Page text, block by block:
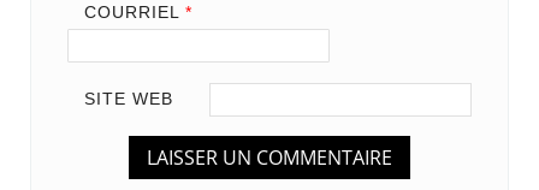
COURRIEL *
SITE WEB